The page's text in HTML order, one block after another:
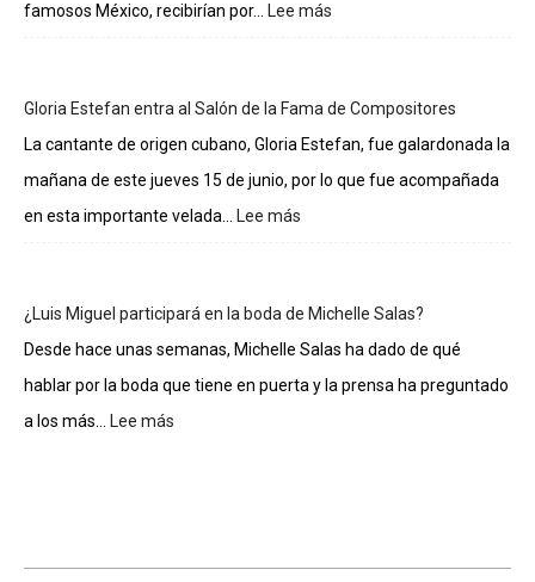
famosos México, recibirían por...
Lee más
los
integrantes
La
Gloria Estefan entra al Salón de la Fama de Compositores
La cantante de origen cubano, Gloria Estefan, fue galardonada la
mañana de este jueves 15 de junio, por lo que fue acompañada
en esta importante velada...
Lee más
al
Salón
la
¿Luis Miguel participará en la boda de Michelle Salas?
Desde hace unas semanas, Michelle Salas ha dado de qué
hablar por la boda que tiene en puerta y la prensa ha preguntado
a los más...
Lee más
boda